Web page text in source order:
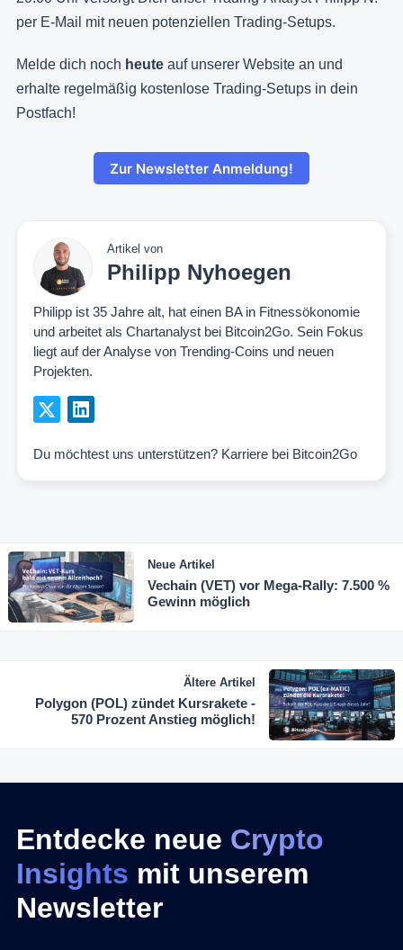
per E-Mail mit neuen potenziellen Trading-Setups.
Melde dich noch heute auf unserer Website an und
erhalte regelmäßig kostenlose Trading-Setups in dein
Postfach!
Zur Newsletter Anmeldung!
Artikel von
Philipp Nyhoegen
Philipp ist 35 Jahre alt, hat einen BA in Fitnessökonomie
und arbeitet als Chartanalyst bei Bitcoin2Go. Sein Fokus
liegt auf der Analyse von Trending-Coins und neuen
Projekten.
Du möchtest uns unterstützen? Karriere bei Bitcoin2Go
Neue Artikel
Vechain (VET) vor Mega-Rally: 7.500 %
Gewinn möglich
Ältere Artikel
Polygon (POL) zündet Kursrakete -
570 Prozent Anstieg möglich!
Entdecke neue Crypto
Insights mit unserem
Newsletter